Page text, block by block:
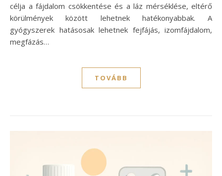
célja a fájdalom csökkentése és a láz mérséklése, eltérő
körülmények között lehetnek hatékonyabbak. A
gyógyszerek hatásosak lehetnek fejfájás, izomfájdalom,
megfázás…
TOVÁBB